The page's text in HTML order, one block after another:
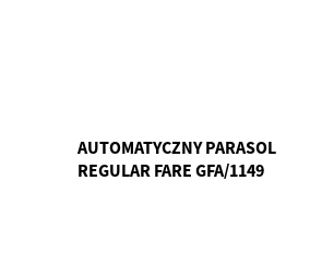
AUTOMATYCZNY PARASOL
REGULAR FARE GFA/1149